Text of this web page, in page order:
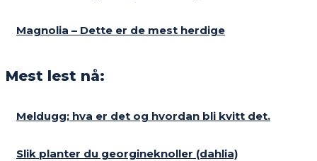
Magnolia – Dette er de mest herdige
Mest lest nå:
Meldugg; hva er det og hvordan bli kvitt det.
Slik planter du georgineknoller (dahlia)